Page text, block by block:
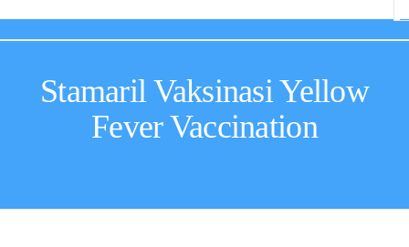
Stamaril Vaksinasi Yellow
Fever Vaccination